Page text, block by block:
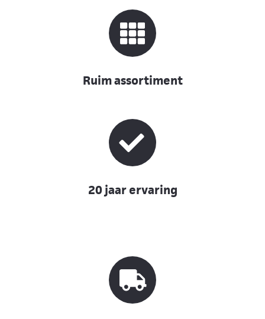
Ruim assortiment
20 jaar ervaring